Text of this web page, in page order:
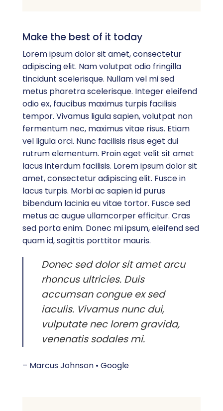
Make the best of it today
Lorem ipsum dolor sit amet, consectetur
adipiscing elit. Nam volutpat odio fringilla
tincidunt scelerisque. Nullam vel mi sed
metus pharetra scelerisque. Integer eleifend
odio ex, faucibus maximus turpis facilisis
tempor. Vivamus ligula sapien, volutpat non
fermentum nec, maximus vitae risus. Etiam
vel ligula orci. Nunc facilisis risus eget dui
rutrum elementum. Proin eget velit sit amet
lacus interdum facilisis. Lorem ipsum dolor sit
amet, consectetur adipiscing elit. Fusce in
lacus turpis. Morbi ac sapien id purus
bibendum lacinia eu vitae tortor. Fusce sed
metus ac augue ullamcorper efficitur. Cras
sed porta enim. Donec mi ipsum, eleifend sed
quam id, sagittis porttitor mauris.
Donec sed dolor sit amet arcu
rhoncus ultricies. Duis
accumsan congue ex sed
iaculis. Vivamus nunc dui,
vulputate nec lorem gravida,
venenatis sodales mi.
– Marcus Johnson • Google